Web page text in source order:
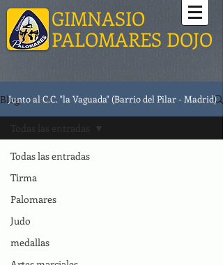
GIMNASIO
PALOMARES DOJO
Junto al C.C. "la Vaguada" (Barrio del Pilar - Madrid)
Blog
Todas las entradas
Tirma
Palomares
Judo
medallas
Todas las entradas